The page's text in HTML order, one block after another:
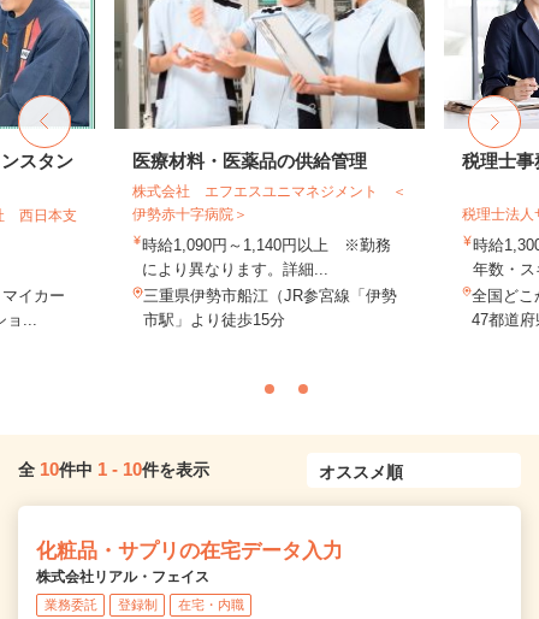
スタン
西日本支
イカー
...
医療材料・医薬品の供給管理
株式会社 エフエスユニマネジメント ＜
伊勢赤十字病院＞
時給1,090円～1,140円以上 ※勤務
により異なります。詳細...
三重県伊勢市船江（JR参宮線「伊勢
市駅」より徒歩15分
税理士事
税理士法人
時給
年数・
全国どこ
47都道
全 10件中 1 - 10件を表示
化粧品・サプリの在宅データ入力
株式会社リアル・フェイス
業務委託 登録制 在宅・内職